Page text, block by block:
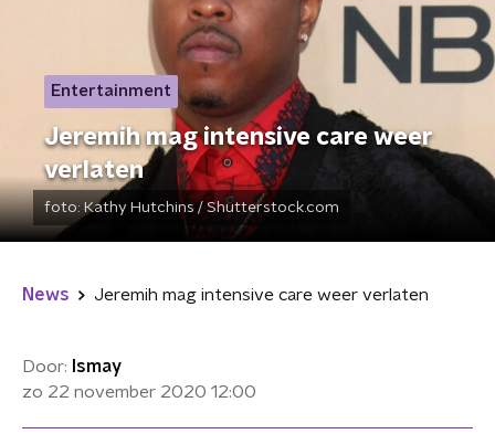
Entertainment
Jeremih mag intensive care weer
verlaten
foto: Kathy Hutchins / Shutterstock.com
News Jeremih mag intensive care weer verlaten
Door:
Ismay
zo 22 november 2020 12:00